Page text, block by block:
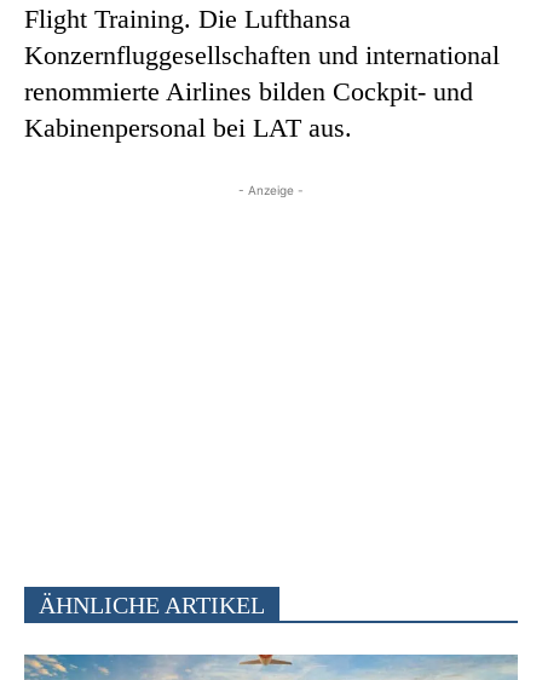
Flight Training. Die Lufthansa
Konzernfluggesellschaften und international
renommierte Airlines bilden Cockpit- und
Kabinenpersonal bei LAT aus.
- Anzeige -
ÄHNLICHE ARTIKEL